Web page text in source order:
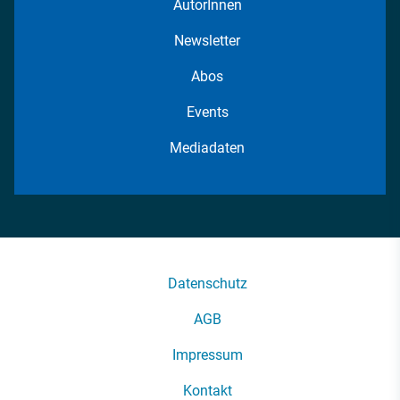
AutorInnen
Newsletter
Abos
Events
Mediadaten
Datenschutz
AGB
Impressum
Kontakt